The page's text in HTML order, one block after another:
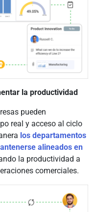
la productividad
pueden
real y acceso al ciclo
los departamentos
alineados en
la productividad a
comerciales.